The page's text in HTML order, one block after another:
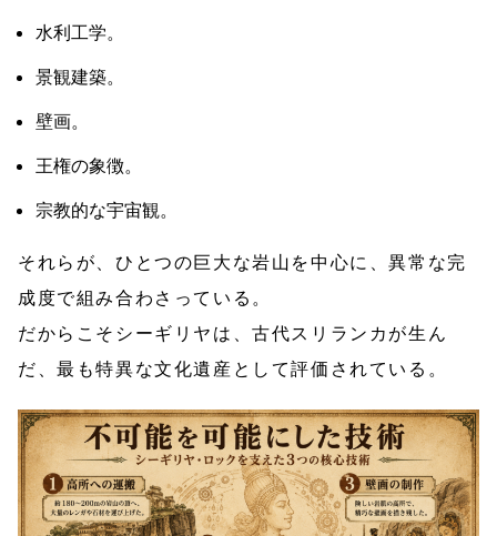
水利工学。
景観建築。
壁画。
王権の象徴。
宗教的な宇宙観。
それらが、ひとつの巨大な岩山を中心に、異常な完
成度で組み合わさっている。
だからこそシーギリヤは、古代スリランカが生ん
だ、最も特異な文化遺産として評価されている。